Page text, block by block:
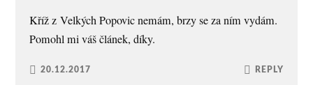
Kříž z Velkých Popovic nemám, brzy se za ním vydám.
Pomohl mi váš článek, díky.
20.12.2017 REPLY